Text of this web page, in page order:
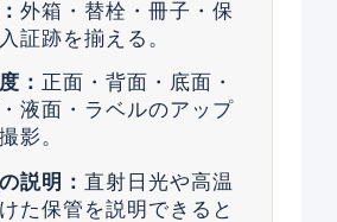
外箱・替栓・冊子・保
証跡を揃える。
： 正面・背面・底面・
液面・ラベルのアップ
影。
説明： 直射日光や高温
た保管を説明できると